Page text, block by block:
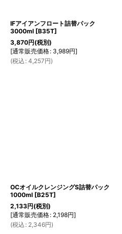
IFアイアンフロート詰替パック
3000ml [B35T]
3,870円(税別)
[通常販売価格: 3,989円]
(税込 : 4,257円)
OCオイルクレンジングS詰替パック
1000ml [B25T]
2,133円(税別)
[通常販売価格: 2,198円]
(税込 : 2,346円)